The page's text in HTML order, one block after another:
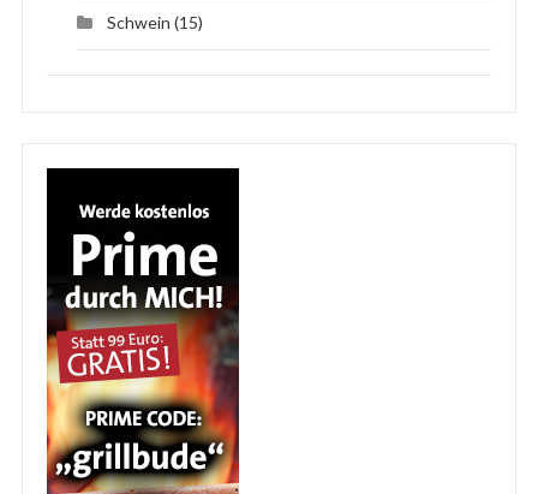
Schwein (15)